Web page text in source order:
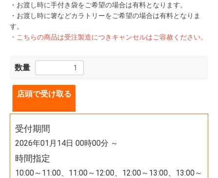
・お渡し時に手付き袋をご希望の場合は有料となります。
・お渡し時に箸などカラトリーをご希望の場合は有料となりま
す。
・こちらの商品は受注製造につきキャンセルはご容赦ください。
数量
店頭で受け取る
受付期間
2026年01月14日 00時00分 ～
時間指定
10:00～11:00、11:00～12:00、12:00～13:00、13:00～